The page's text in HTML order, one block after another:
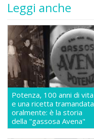
Leggi anche
Potenza, 100 anni di vita
e una ricetta tramandata
oralmente: è la storia
della "gassosa Avena"